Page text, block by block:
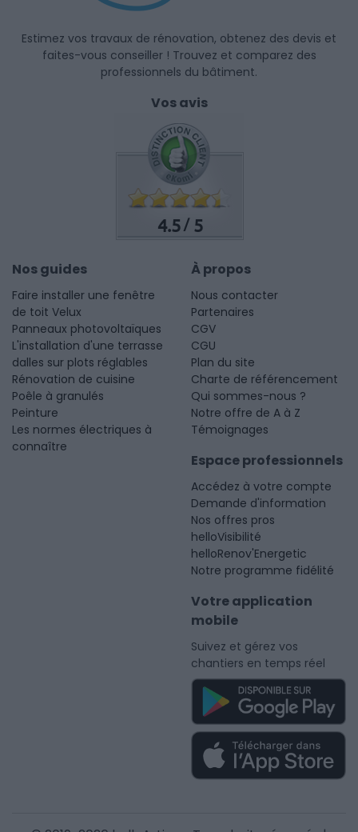
Estimez vos travaux de rénovation, obtenez des devis et
faites-vous conseiller ! Trouvez et comparez des
professionnels du bâtiment.
Vos avis
4.5 /5
Nos guides
Faire installer une fenêtre
de toit Velux
Panneaux photovoltaïques
L'installation d'une terrasse
dalles sur plots réglables
Rénovation de cuisine
Poêle à granulés
Peinture
Les normes électriques à
connaître
À propos
Nous contacter
Partenaires
CGV
CGU
Plan du site
Charte de référencement
Qui sommes-nous ?
Notre offre de A à Z
Témoignages
Espace professionnels
Accédez à votre compte
Demande d'information
Nos offres pros
helloVisibilité
helloRenov'Energetic
Notre programme fidélité
Votre application
mobile
Suivez et gérez vos
chantiers en temps réel